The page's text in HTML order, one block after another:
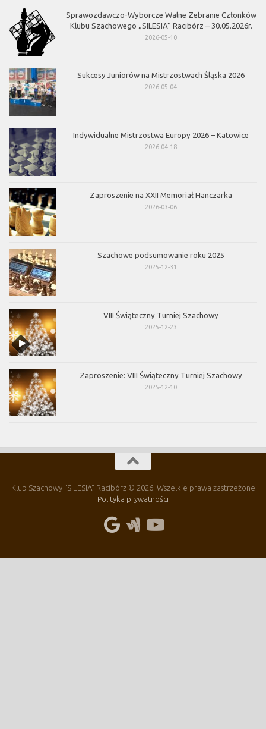
Sprawozdawczo-Wyborcze Walne Zebranie Członków
Klubu Szachowego „SILESIA” Racibórz – 30.05.2026r.
2026-05-10
Sukcesy Juniorów na Mistrzostwach Śląska 2026
2026-05-04
Indywidualne Mistrzostwa Europy 2026 – Katowice
2026-04-18
Zaproszenie na XXII Memoriał Hanczarka
2026-03-06
Szachowe podsumowanie roku 2025
2025-12-31
VIII Świąteczny Turniej Szachowy
2025-12-23
Zaproszenie: VIII Świąteczny Turniej Szachowy
2025-12-10
Klub Szachowy "SILESIA" Racibórz © 2026. Wszelkie prawa zastrzeżone
Polityka prywatności